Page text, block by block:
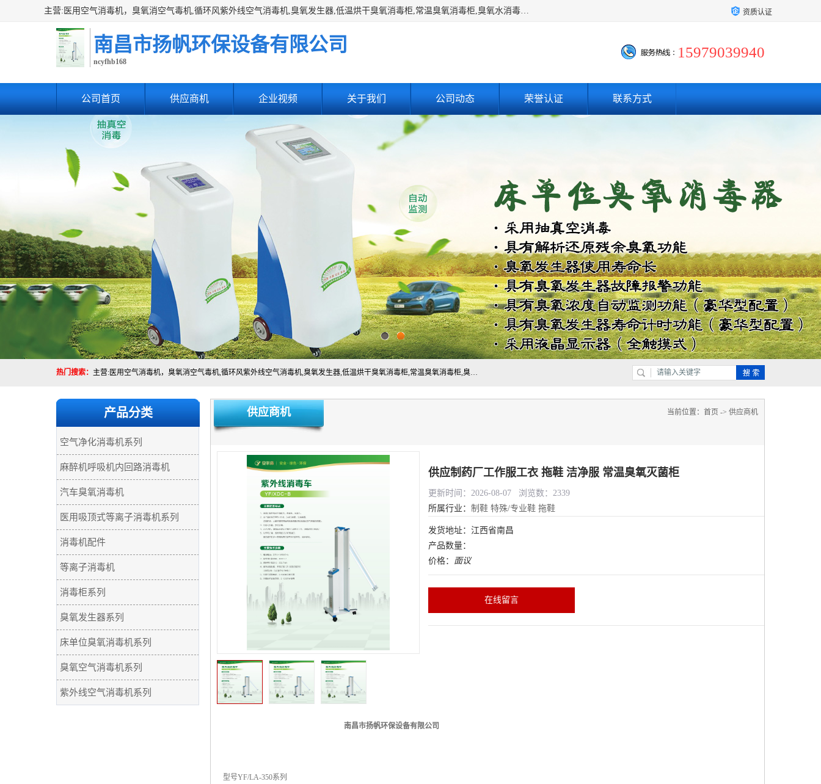
主营:医用空气消毒机，臭氧消空气毒机,循环风紫外线空气消毒机,臭氧发生器,低温烘干臭氧消毒柜,常温臭氧消毒柜,臭氧水消毒机,管道容器臭氧消毒机,内置式臭氧消毒机,外置式臭氧消毒机,床单位臭氧消毒器。医用工作服灭菌柜，医用拖鞋消毒柜,麻醉机内管路消毒机，呼吸机回路消毒机 资质认证
南昌市扬帆环保设备有限公司
ncyfhb168
15979039940
公司首页 供应商机 企业视频 关于我们 公司动态 荣誉认证 联系方式
热门搜索： 主营:医用空气消毒机，臭氧消空气毒机,循环风紫外线空气消毒机,臭氧发生器,低温烘干臭氧消毒柜,常温臭氧消毒柜,臭氧水消毒机,管道容器臭氧消毒机,内置式臭氧消毒机,外置式臭氧消毒机,床单位臭氧消毒器。医用工作服灭菌柜，医用拖鞋消毒柜,麻醉机内管路消毒机，呼吸机回路消毒机
产品分类
空气净化消毒机系列
麻醉机呼吸机内回路消毒机
汽车臭氧消毒机
医用吸顶式等离子消毒机系列
消毒机配件
等离子消毒机
消毒柜系列
臭氧发生器系列
床单位臭氧消毒机系列
臭氧空气消毒机系列
紫外线空气消毒机系列
供应商机 当前位置： 首页 -> 供应商机
供应制药厂工作服工衣 拖鞋 洁净服 常温臭氧灭菌柜
更新时间：2026-08-07 浏览数：2339
所属行业： 制鞋 特殊/专业鞋 拖鞋
发货地址：江西省南昌
产品数量：
价格： 面议
在线留言
南昌市扬帆环保设备有限公司
型号YF/LA-350系列